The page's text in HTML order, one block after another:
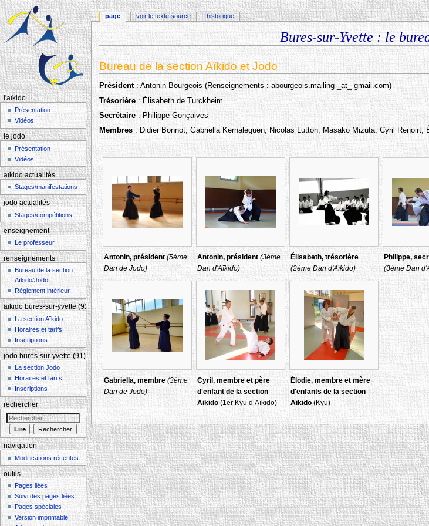
Bures-sur-Yvette : le
Aller à : navigation,rechercher
Bureau de la section Aïkido et Jodo
Président: Antonin Bourgeois (Renseignements : abourgeois.mailing _at_ gmail.com)
Trésorière: Élisabeth de Turckheim
Secrétaire: Philippe Gonçalves
Membres: Didier Bonnot, Gabriella Kernaleguen, Nicolas Lutton, Masako Mizuta, Cyril Renoirt,
Antonin, président (5ème
Dan de Jodo)
Antonin, président (3ème
Dan d'Aïkido)
Élisabeth, trésorière
(2ème Dan d'Aïkido)
Philippe,
(3ème Dan
Gabriella, membre (3ème
Dan de Jodo)
Cyril, membre et père
d'enfant de la section
Aikido (1er Kyu d’Aïkido)
Élodie, membre et mère
d'enfants de la section
Aikido(Kyu)
page voir le texte source historique
l'aïkido
Présentation
Vidéos
le jodo
Présentation
Vidéos
aïkido actualités
Stages/manifestations
jodo actualités
Stages/compétitions
enseignement
Le professeur
renseignements
Bureau de la section
Aïkido/Jodo
Règlement intérieur
aïkido bures-sur-yvette (91)
La section Aïkido
Horaires et tarifs
Inscriptions
jodo bures-sur-yvette (91)
La section Jodo
Horaires et tarifs
Inscriptions
rechercher
navigation
Modifications récentes
outils
Pages liées
Suivi des pages liées
Pages spéciales
Version imprimable